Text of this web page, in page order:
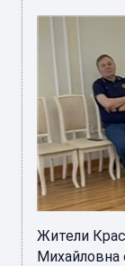
Жители